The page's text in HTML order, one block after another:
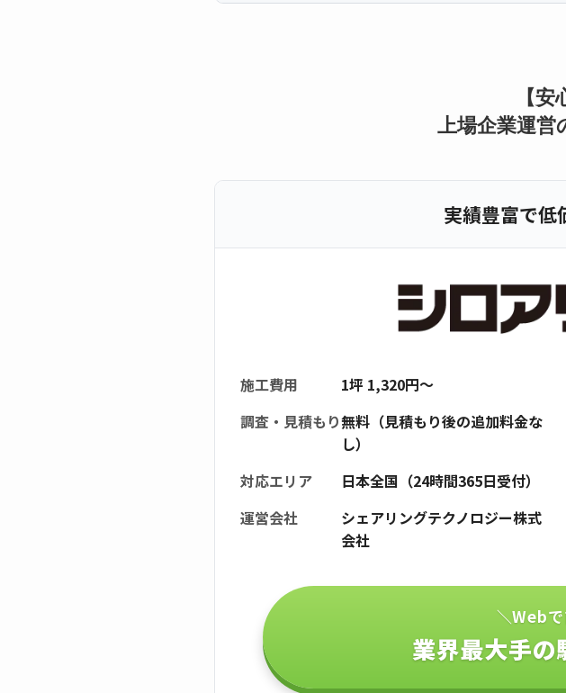
【安
上場企業運営
実績豊富で低
施工費用
1坪 1,320円〜
調査・見積もり無料（見積もり後の追加料金な
し）
対応エリア
日本全国（24時間365日受付）
運営会社
シェアリングテクノロジー株式
会社
＼Web
業界最大手の